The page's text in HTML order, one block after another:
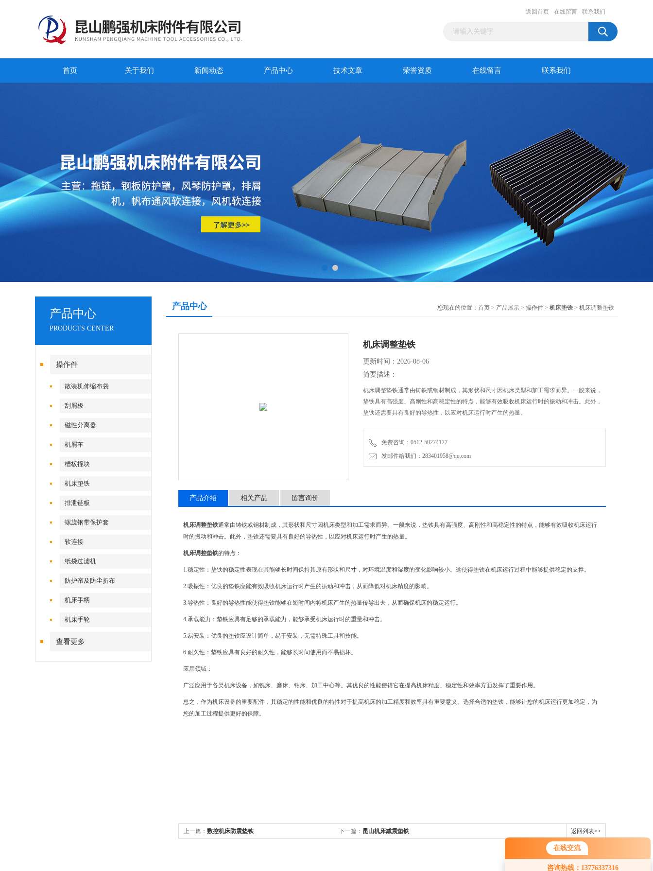
在线交流
咨询热线：13776337316
返回首页 在线留言 联系我们
首页 关于我们 新闻动态 产品中心 技术文章 荣誉资质 在线留言 联系我们
产品中心
PRODUCTS CENTER
操作件
散装机伸缩布袋
刮屑板
磁性分离器
机屑车
槽板撞块
机床垫铁
排泄链板
螺旋钢带保护套
软连接
纸袋过滤机
防护帘及防尘折布
机床手柄
机床手轮
查看更多
产品中心 您现在的位置： 首页 > 产品展示 > 操作件 > 机床垫铁 > 机床调整垫铁
机床调整垫铁
更新时间：2026-08-06
简要描述：
机床调整垫铁通常由铸铁或钢材制成，其形状和尺寸因机床类型和加工需求而异。一般来说，
垫铁具有高强度、高刚性和高稳定性的特点，能够有效吸收机床运行时的振动和冲击。此外，
垫铁还需要具有良好的导热性，以应对机床运行时产生的热量。
免费咨询：0512-50274177
发邮件给我们：283401958@qq.com
产品介绍 相关产品 留言询价
机床调整垫铁通常由铸铁或钢材制成，其形状和尺寸因机床类型和加工需求而异。一般来说，垫铁具有高强度、高刚性和高稳定性的特点，能够有效吸收机床运行
时的振动和冲击。此外，垫铁还需要具有良好的导热性，以应对机床运行时产生的热量。
机床调整垫铁的特点：
1.稳定性：垫铁的稳定性表现在其能够长时间保持其原有形状和尺寸，对环境温度和湿度的变化影响较小。这使得垫铁在机床运行过程中能够提供稳定的支撑。
2.吸振性：优良的垫铁应能有效吸收机床运行时产生的振动和冲击，从而降低对机床精度的影响。
3.导热性：良好的导热性能使得垫铁能够在短时间内将机床产生的热量传导出去，从而确保机床的稳定运行。
4.承载能力：垫铁应具有足够的承载能力，能够承受机床运行时的重量和冲击。
5.易安装：优良的垫铁应设计简单，易于安装，无需特殊工具和技能。
6.耐久性：垫铁应具有良好的耐久性，能够长时间使用而不易损坏。
应用领域：
广泛应用于各类机床设备，如铣床、磨床、钻床、加工中心等。其优良的性能使得它在提高机床精度、稳定性和效率方面发挥了重要作用。
总之，作为机床设备的重要配件，其稳定的性能和优良的特性对于提高机床的加工精度和效率具有重要意义。选择合适的垫铁，能够让您的机床运行更加稳定，为
您的加工过程提供更好的保障。
上一篇： 数控机床防震垫铁 下一篇： 昆山机床减震垫铁 返回列表>>